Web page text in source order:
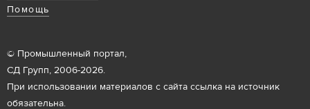
Помощь
© Промышленный портал,
СД Групп, 2006-2026.
При использовании материалов с сайта ссылка на источник
обязательна.